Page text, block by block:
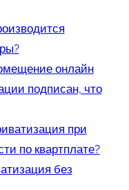
онлайн
подписан, что
при
по квартплате?
без